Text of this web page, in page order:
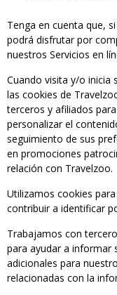
Tenga en cuenta que,
podrá disfrutar por
nuestros Servicios en
Cuando visita y/o inicia
las cookies de
terceros y afiliados
personalizar el
seguimiento de sus
en promociones
relación con Travelzoo.
Utilizamos cookies
contribuir a identificar
Trabajamos con
para ayudar a informar
adicionales para
relacionadas con la